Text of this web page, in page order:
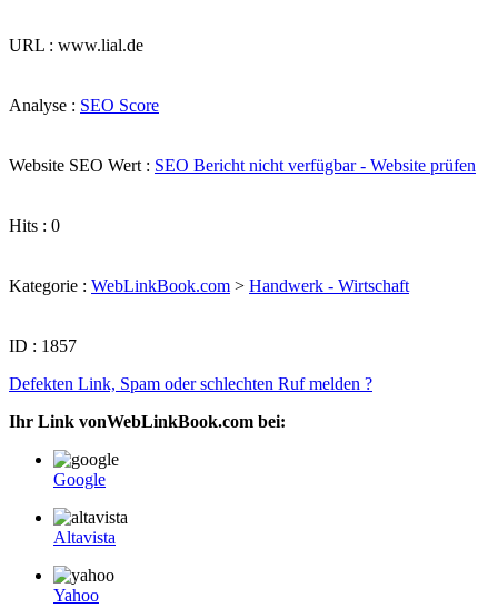
URL : www.lial.de
Analyse : SEO Score
Website SEO Wert : SEO Bericht nicht verfügbar - Website prüfen
Hits : 0
Kategorie : WebLinkBook.com > Handwerk - Wirtschaft
ID : 1857
Defekten Link, Spam oder schlechten Ruf melden ?
Ihr Link vonWebLinkBook.com bei:
Google
Altavista
Yahoo